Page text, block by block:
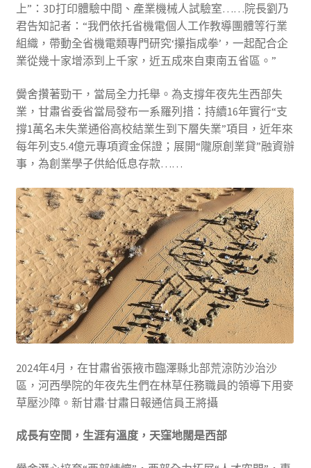
上”：3D打印體驗中間、產業機械人試驗室……院長劉乃
君告知記者：“我們依托省機電個人工作教導團體等行業
組織，帶動全省機電類專門研究‘攥指成拳’，一起配合企
業從幾十家增添到上千家，近五成來自東南五省區。”
黌舍攢著勁干，當局全力托舉。為支撐年夜先生西部失
業，甘肅省委省當局發布一系羅列措：持續16年實行“支
撐1萬名未失業通俗高校結業生到下層失業”項目，近年來
每年列支5.4億元專項資金保證；展開“隴原創業貸”融資辦
事，為創業學子供給低息存款……
2024年4月，在甘肅省張掖市臨澤縣北部荒涼防沙治沙
區，河西學院的年夜先生們在林草任務職員的領導下用麥
草壓沙障。新甘肅·甘肅日報通信員王將攝
成長有空間，生涯有溫度，天窪地闊是西部